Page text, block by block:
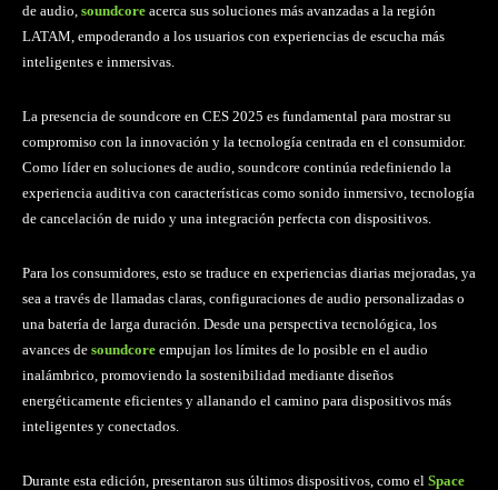
de audio, soundcore acerca sus soluciones más avanzadas a la región
LATAM, empoderando a los usuarios con experiencias de escucha más
inteligentes e inmersivas.
La presencia de soundcore en CES 2025 es fundamental para mostrar su
compromiso con la innovación y la tecnología centrada en el consumidor.
Como líder en soluciones de audio, soundcore continúa redefiniendo la
experiencia auditiva con características como sonido inmersivo, tecnología
de cancelación de ruido y una integración perfecta con dispositivos.
Para los consumidores, esto se traduce en experiencias diarias mejoradas, ya
sea a través de llamadas claras, configuraciones de audio personalizadas o
una batería de larga duración. Desde una perspectiva tecnológica, los
avances de soundcore empujan los límites de lo posible en el audio
inalámbrico, promoviendo la sostenibilidad mediante diseños
energéticamente eficientes y allanando el camino para dispositivos más
inteligentes y conectados.
Durante esta edición, presentaron sus últimos dispositivos, como el Space